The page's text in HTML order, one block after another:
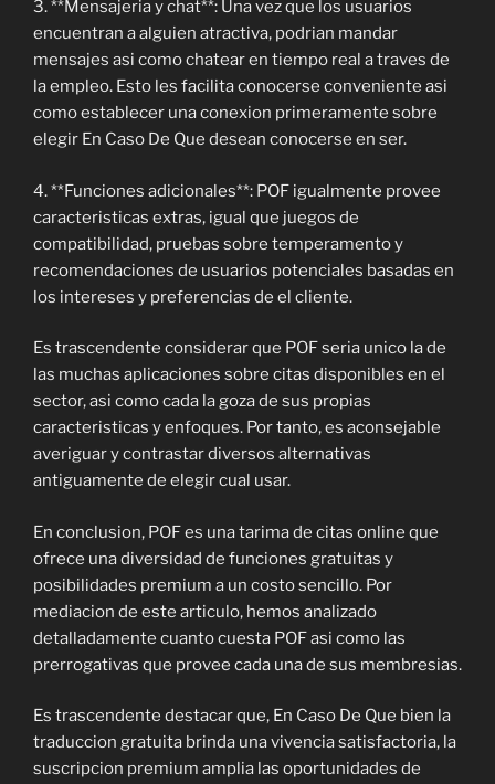
3. **Mensajeria y chat**: Una vez que los usuarios
encuentran a alguien atractiva, podrian mandar
mensajes asi como chatear en tiempo real a traves de
la empleo. Esto les facilita conocerse conveniente asi
como establecer una conexion primeramente sobre
elegir En Caso De Que desean conocerse en ser.
4. **Funciones adicionales**: POF igualmente provee
caracteristicas extras, igual que juegos de
compatibilidad, pruebas sobre temperamento y
recomendaciones de usuarios potenciales basadas en
los intereses y preferencias de el cliente.
Es trascendente considerar que POF seria unico la de
las muchas aplicaciones sobre citas disponibles en el
sector, asi como cada la goza de sus propias
caracteristicas y enfoques. Por tanto, es aconsejable
averiguar y contrastar diversos alternativas
antiguamente de elegir cual usar.
En conclusion, POF es una tarima de citas online que
ofrece una diversidad de funciones gratuitas y
posibilidades premium a un costo sencillo. Por
mediacion de este articulo, hemos analizado
detalladamente cuanto cuesta POF asi como las
prerrogativas que provee cada una de sus membresias.
Es trascendente destacar que, En Caso De Que bien la
traduccion gratuita brinda una vivencia satisfactoria, la
suscripcion premium amplia las oportunidades de